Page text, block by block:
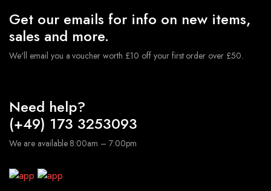
Get our emails for info on new items,
sales and more.
We'll email you a voucher worth £10 off your first order over £50.
Need help?
(+49) 173 3253093
We are available 8:00am – 7:00pm